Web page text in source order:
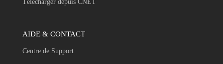
Télécharger depuis CNET
AIDE & CONTACT
Centre de Support